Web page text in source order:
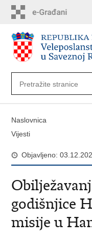
sadržaj
Naslovnica
Vijesti
Objavljeno:
godišnjice
misije u